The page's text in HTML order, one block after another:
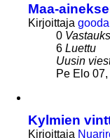
Maa-
Kirjoittaja gooda
0
6 Luettu
Uusin
Pe Elo
Kylmien
Kirjoittaja